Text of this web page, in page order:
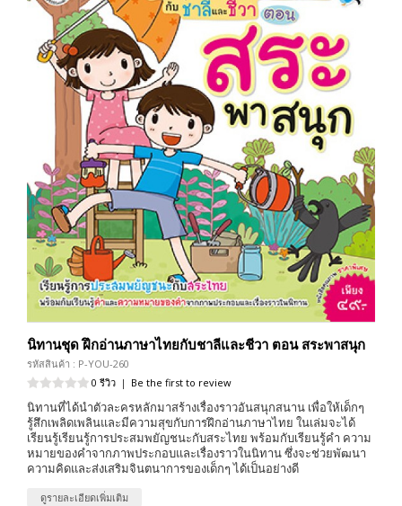
นิทานชุด ฝึกอ่านภาษาไทยกับชาลีและชีวา ตอน สระพาสนุก
รหัสสินค้า : P-YOU-260
0 รีวิว | Be the first to review
นิทานที่ได้นำตัวละครหลักมาสร้างเรื่องราวอันสนุกสนาน เพื่อให้เด็กๆ
รู้สึกเพลิดเพลินและมีความสุขกับการฝึกอ่านภาษาไทย ในเล่มจะได้
เรียนรู้เรียนรู้การประสมพยัญชนะกับสระไทย พร้อมกับเรียนรู้คำ ความ
หมายของคำจากภาพประกอบและเรื่องราวในนิทาน ซึ่งจะช่วยพัฒนา
ความคิดและส่งเสริมจินตนาการของเด็กๆ ได้เป็นอย่างดี
ดูรายละเอียดเพิ่มเติม